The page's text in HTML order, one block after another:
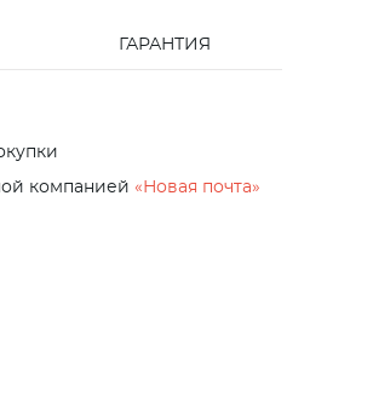
ГАРАНТИЯ
компанией «Новая почта»